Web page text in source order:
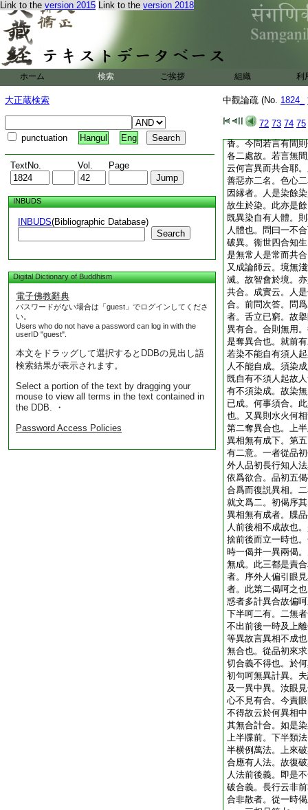
Link to the version 2015 Link to the version 2018
ホーム 検索 ご挨拶 組織 利
大正蔵検索
punctuation Hangul Eng
TextNo. Vol. Page
INBUDS
INBUDS(Bibliographic Database)
Search
Digital Dictionary of Buddhism
電子佛教辭典
パスワードがない場合は「guest」でログインしてくださ
い。
Users who do not have a password can log in with the
userID "guest".
本文をドラッグして選択するとDDBの見出し語
検索結果が表示されます。
Select a portion of the text by dragging your
mouse to view all terms in the text contained in
the DDB. ・
Password Access Policies
中觀論疏 (No. 1824_
72 73 74 75
合者。東西遠異亦
有何異耶。答一明
言其離。異明離伴
各自合。有二伴而
如瓶衣。瓶非衣伴
物可得相離不。若
又若一有合者亦應
則一法無合。常解
有間。謂色處無香
香。今問若言有間
各二處故。若言無
云何言異而共合耶
善惡亦二名。色心
因縁者。人是染餘
故生於染。此亦是
既異染自有人體。
人體也。問曰一不
破異。衞世四合知
是無常人是常而共
又成論師云。境無
滅。故智會於境。
共合。成實云。人
合。前問次答。問
者。舌立已窮。故
異有合。合則無用
是奪異合也。就前
若染不能自有須人
人不能自成。須染
既自有不須人起故
有不須染成。故染
已成。何事須合。
也。又異則水火何
第二奪異合也。上
異相無有成下。第
有二意。一者從品
外人品初長行知人
依爲欲合。品初五
合爲而復説異相。
就文爲二。初偈序
異相無有成者。牒
人前後相不成故也
捨前後而立一時也
時一偈并一異兩偈
無成。此三都是責
者。序外人偏引眼
者。此第二偈呵之
惑者多計異合故偏
下半呵二有。二無
不出前後一時及上
等異故言異相不成
無合也。從品初來
切合義不得也。於
初句呵無異計異。
及一異中異。汝眼
心不見有合。今責
不得故云於何異相
其無合計合。如是
上半牒前。下半類
半横例萬法。上來
合應有人法。故復
人法前後義。即是
破合義。長行云非
合非散者。從一時